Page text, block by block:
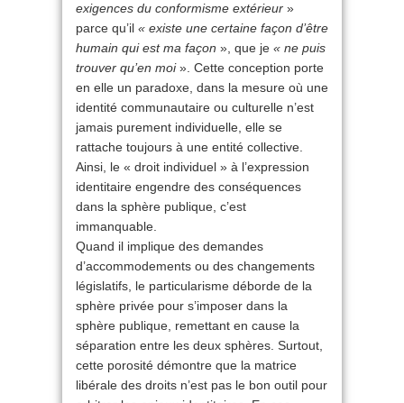
exigences du conformisme extérieur »
parce qu’il « existe une certaine façon d’être
humain qui est ma façon », que je « ne puis
trouver qu’en moi». Cette conception porte
en elle un paradoxe, dans la mesure où une
identité communautaire ou culturelle n’est
jamais purement individuelle, elle se
rattache toujours à une entité collective.
Ainsi, le « droit individuel » à l’expression
identitaire engendre des conséquences
dans la sphère publique, c’est
immanquable.
Quand il implique des demandes
d’accommodements ou des changements
législatifs, le particularisme déborde de la
sphère privée pour s’imposer dans la
sphère publique, remettant en cause la
séparation entre les deux sphères. Surtout,
cette porosité démontre que la matrice
libérale des droits n’est pas le bon outil pour